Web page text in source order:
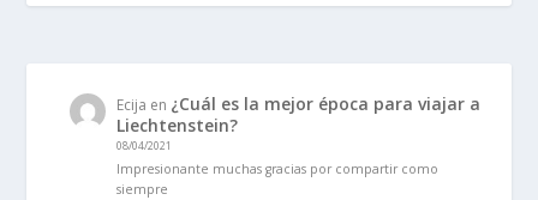
Ecija en ¿Cuál es la mejor época para viajar a
Liechtenstein?
08/04/2021
Impresionante muchas gracias por compartir como
siempre